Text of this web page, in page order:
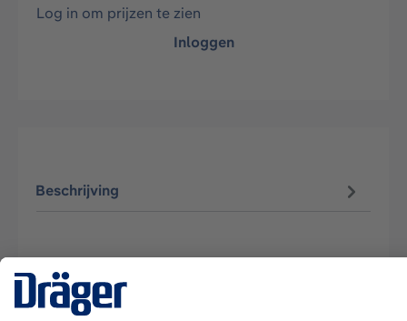
Log in om prijzen te zien
Inloggen
Beschrijving